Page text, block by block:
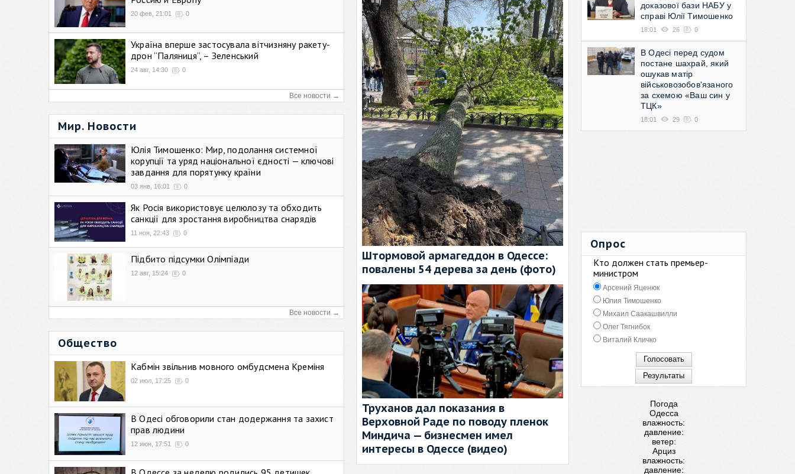
20 фев, 21:01 0
Україна вперше застосувала вітчизняну ракету-
дрон “Паляниця”, – Зеленський
24 авг, 14:30 0
Все новости →
Мир. Новости
Юлія Тимошенко: Мир, подолання системної
корупції та уряд національної єдності — ключові
завдання для порятунку країни
03 янв, 16:01 0
Як Росія використовує целюлозу та обходить
санкції для зростання виробництва снарядів
11 ноя, 22:43 0
Підбито підсумки Олімпіади
12 авг, 15:24 0
Все новости →
Общество
Кабмін звільнив мовного омбудсмена Креміня
02 июл, 17:25 0
В Одесі обговорили стан додержання та захист
прав людини
12 июн, 17:51 0
Штормовой армагеддон в Одессе:
повалены 54 дерева за день (фото)
Труханов дал показания в
Верховной Раде по поводу пленок
Миндича — бизнесмен имел
интересы в Одессе (видео)
доказової бази НАБУ у
справі Юлії Тимошенко
18:01 26 0
В Одесі перед судом
постане шахрай, який
ошукав матір
військовозобов'язаного
за схемою «Ваш син у
ТЦК»
18:01 29 0
Опрос
Кто должен стать премьер-
министром
Арсений Яценюк
Юлия Тимошенко
Михаил Саакашвилли
Олег Тягнибок
Виталий Кличко
Погода
Одесса
влажность:
давление:
ветер:
Арциз
влажность:
давление: